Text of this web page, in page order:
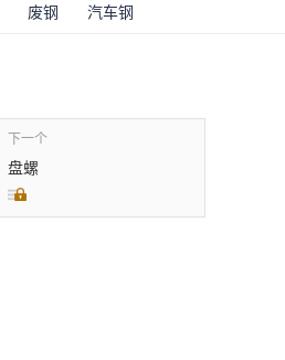
废钢 汽车钢
下一个
盘螺